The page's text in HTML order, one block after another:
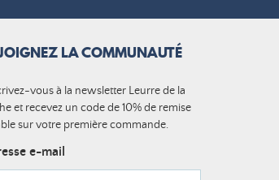
LA COMMUNAUTÉ
vous à la newsletter Leurre de la
et recevez un code de 10% de remise
sur votre première commande.
e-mail